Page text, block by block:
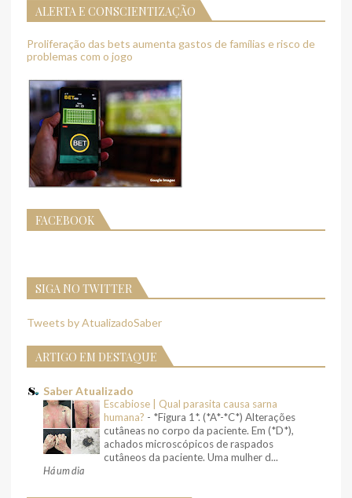
ALERTA E CONSCIENTIZAÇÃO
Proliferação das bets aumenta gastos de famílias e risco de
problemas com o jogo
FACEBOOK
SIGA NO TWITTER
Tweets by AtualizadoSaber
ARTIGO EM DESTAQUE
Saber Atualizado
Escabiose | Qual parasita causa sarna
humana? - *Figura 1*. (*A*-*C*) Alterações
cutâneas no corpo da paciente. Em (*D*),
achados microscópicos de raspados
cutâneos da paciente. Uma mulher d...
Há um dia